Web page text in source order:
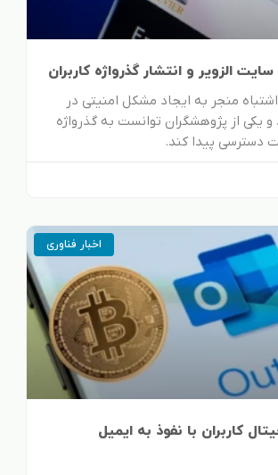
الزویر و انتشار گذرواژه کاربران
منجر به ایجاد مشکل امنیتی در
یکی از پژوهشگران توانست به گذرواژه
دسترسی پیدا کند.
اخبار فناوری
کاربران با نفوذ به ایمیل